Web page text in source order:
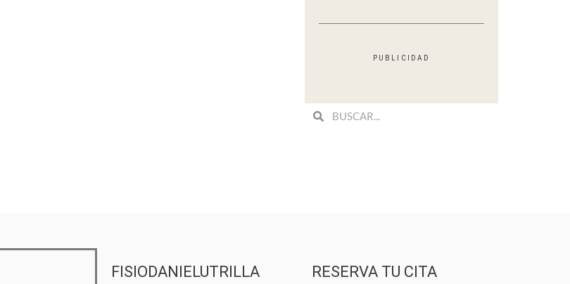
PUBLICIDAD
SearchSearch
FISIODANIELUTRILLA RESERVA TU CITA